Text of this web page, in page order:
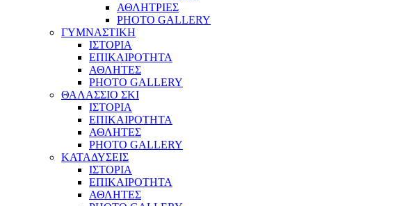
ΑΘΛΗΤΡΙΕΣ
PHOTO GALLERY
ΓΥΜΝΑΣΤΙΚΗ
ΙΣΤΟΡΙΑ
ΕΠΙΚΑΙΡΟΤΗΤΑ
ΑΘΛΗΤΕΣ
PHOTO GALLERY
ΘΑΛΑΣΣΙΟ ΣΚΙ
ΙΣΤΟΡΙΑ
ΕΠΙΚΑΙΡΟΤΗΤΑ
ΑΘΛΗΤΕΣ
PHOTO GALLERY
ΚΑΤΑΔΥΣΕΙΣ
ΙΣΤΟΡΙΑ
ΕΠΙΚΑΙΡΟΤΗΤΑ
ΑΘΛΗΤΕΣ